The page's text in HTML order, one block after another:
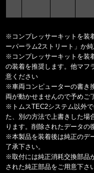
※コンプレッサーキットを装
ーパーラム2ストリート」か
※コンプレッサーキットを装
の装着を推奨します。他マフ
意ください
※車両コンピューターの書き
両が動かせませんので予めご
※トムスTEC2システム以外
た、別の方法で上書きした場
ります。削除されたデータの
※本製品を装着後は純正のデ
了承下さい。
※取付には純正消耗交換部品
された純正部品をご用意下さ